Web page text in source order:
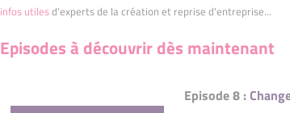
infos utilesd'experts de la création et reprise d'entreprise...
Episodes à découvrir dès maintenant
Episode 8 :